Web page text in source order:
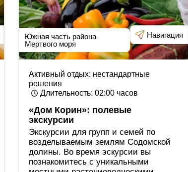
Южная часть района
Мертвого моря
Навигация
Активный отдых: нестандартные
решения
Длительность: 02:00 часов
«Дом Корин»: полевые
экскурсии
Экскурсии для групп и семей по
возделываемым землям Содомской
долины. Во время эскурсии вы
познакомитесь с уникальными